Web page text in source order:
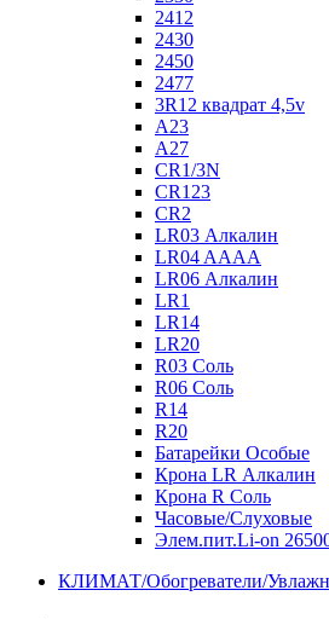
2412
2430
2450
2477
3R12 квадрат 4,5v
A23
A27
CR1/3N
CR123
CR2
LR03 Алкалин
LR04 AAAA
LR06 Алкалин
LR1
LR14
LR20
R03 Соль
R06 Соль
R14
R20
Батарейки Особые
Крона LR Алкалин
Крона R Соль
Часовые/Слуховые
Элем.пит.Li-on
КЛИМАТ/Обогреватели/